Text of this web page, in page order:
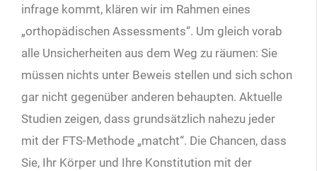
infrage kommt, klären wir im Rahmen eines
„orthopädischen Assessments“. Um gleich vorab
alle Unsicherheiten aus dem Weg zu räumen: Sie
müssen nichts unter Beweis stellen und sich schon
gar nicht gegenüber anderen behaupten. Aktuelle
Studien zeigen, dass grundsätzlich nahezu jeder
mit der FTS-Methode „matcht“. Die Chancen, dass
Sie, Ihr Körper und Ihre Konstitution mit der